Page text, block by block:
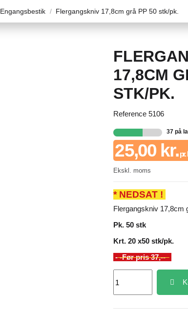
Engangsbestik Flergangskniv 17,8cm grå PP 50 stk/pk.
17,8CM
STK/PK.
Reference 5106
37 på
25,00 kr.pr.
Ekskl. moms
* NEDSAT !
Flergangskniv 17,8cm
Pk. 50 stk
Krt. 20 x50 stk/pk.
--Før pris 37,--